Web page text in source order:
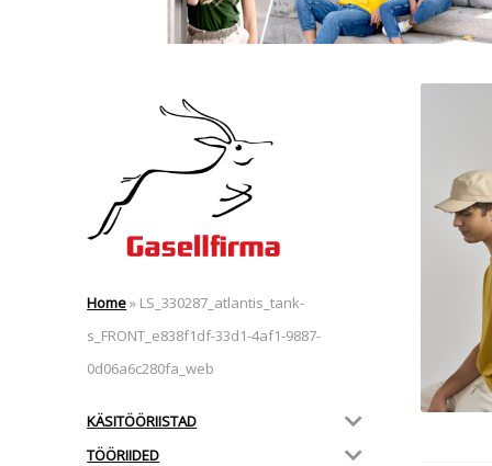
Home» LS_330287_atlantis_tank-
s_FRONT_e838f1df-33d1-4af1-9887-
0d06a6c280fa_web
KÄSITÖÖRIISTAD
TÖÖRIIDED